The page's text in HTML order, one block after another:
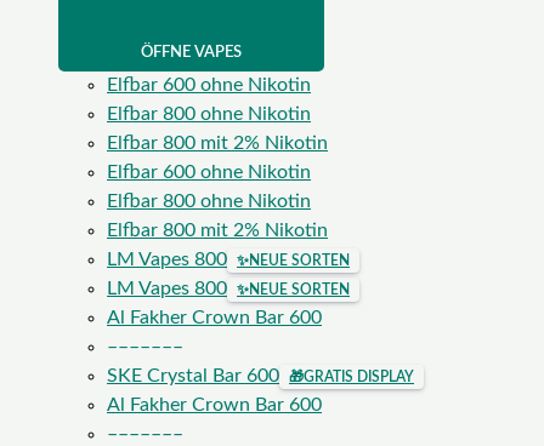
ÖFFNE VAPES
Elfbar 600 ohne Nikotin
Elfbar 800 ohne Nikotin
Elfbar 800 mit 2% Nikotin
Elfbar 600 ohne Nikotin
Elfbar 800 ohne Nikotin
Elfbar 800 mit 2% Nikotin
LM Vapes 800
✨NEUE SORTEN
LM Vapes 800 ✨NEUE SORTEN
Al Fakher Crown Bar 600
–––––––
SKE Crystal Bar 600
🎁GRATIS DISPLAY
Al Fakher Crown Bar 600
–––––––